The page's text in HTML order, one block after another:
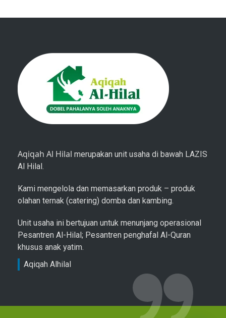
Aqiqah Al Hilal merupakan unit usaha di bawah LAZIS
Al Hilal.
Kami mengelola dan memasarkan produk – produk
olahan ternak (catering) domba dan kambing.
Unit usaha ini bertujuan untuk menunjang operasional
Pesantren Al-Hilal; Pesantren penghafal Al-Quran
khusus anak yatim.
Aqiqah Alhilal